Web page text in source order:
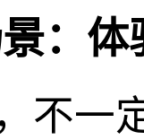
景：
不一